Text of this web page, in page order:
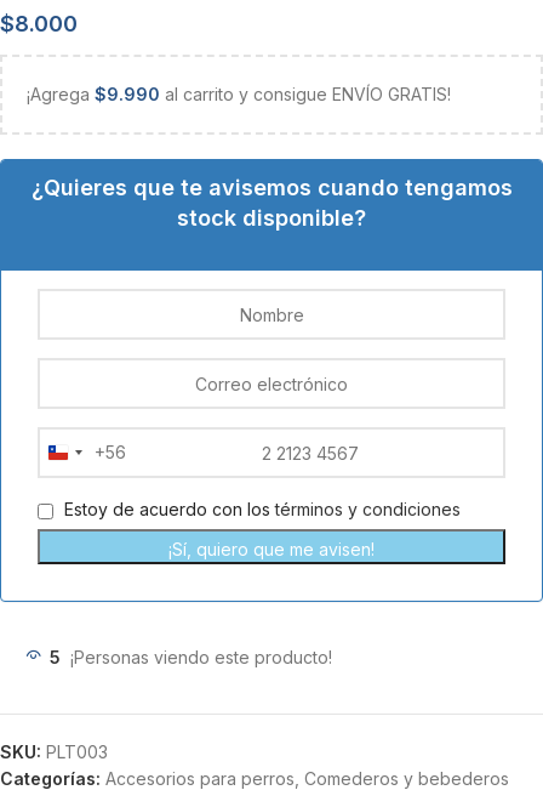
$8.000
¡Agrega $9.990 al carrito y consigue ENVÍO GRATIS!
¿Quieres que te avisemos cuando tengamos
stock disponible?
Chile
+56
+56
Estoy de acuerdo con lostérminos y condiciones
¡Sí, quiero que me avisen!
5 ¡Personas viendo este producto!
SKU: PLT003
Categorías: Accesorios para perros Comederos y bebederos